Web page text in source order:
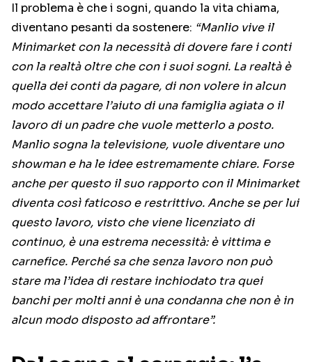
Il problema è che i sogni, quando la vita chiama,
diventano pesanti da sostenere: “Manlio vive il
Minimarket con la necessità di dovere fare i conti
con la realtà oltre che con i suoi sogni. La realtà è
quella dei conti da pagare, di non volere in alcun
modo accettare l’aiuto di una famiglia agiata o il
lavoro di un padre che vuole metterlo a posto.
Manlio sogna la televisione, vuole diventare uno
showman e ha le idee estremamente chiare. Forse
anche per questo il suo rapporto con il Minimarket
diventa così faticoso e restrittivo. Anche se per lui
questo lavoro, visto che viene licenziato di
continuo, è una estrema necessità: è vittima e
carnefice. Perché sa che senza lavoro non può
stare ma l’idea di restare inchiodato tra quei
banchi per molti anni è una condanna che non è in
alcun modo disposto ad affrontare”.